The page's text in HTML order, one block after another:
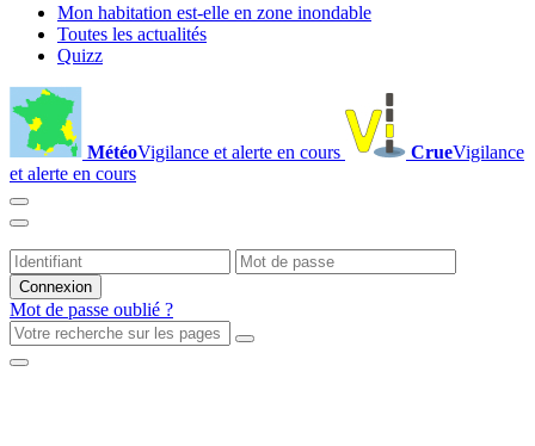
Mon habitation est-elle en zone inondable
Toutes les actualités
Quizz
MétéoVigilance et alerte en cours CrueVigilance
et alerte en cours
Mot de passe oublié ?